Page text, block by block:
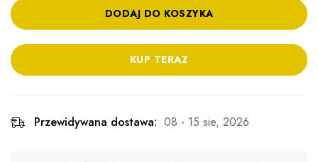
DODAJ DO KOSZYKA
KUP TERAZ
Przewidywana dostawa: 08 - 15 sie, 2026